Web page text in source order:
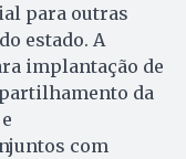
para outras
estado. A
implantação de
da
com